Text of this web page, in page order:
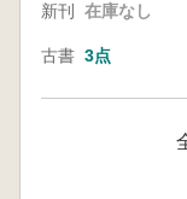
新刊 在庫なし
古書 3点